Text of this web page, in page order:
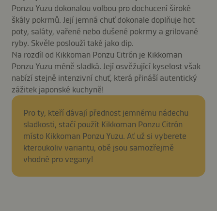
Ponzu Yuzu dokonalou volbou pro dochucení široké
škály pokrmů. Její jemná chuť dokonale doplňuje hot
poty, saláty, vařené nebo dušené pokrmy a grilované
ryby. Skvěle poslouží také jako dip.
Na rozdíl od Kikkoman Ponzu Citrón je Kikkoman
Ponzu Yuzu méně sladká. Její osvěžující kyselost však
nabízí stejně intenzivní chuť, která přináší autentický
zážitek japonské kuchyně!
Pro ty, kteří dávají přednost jemnému nádechu
sladkosti, stačí použít Kikkoman Ponzu Citrón
místo Kikkoman Ponzu Yuzu. Ať už si vyberete
kteroukoliv variantu, obě jsou samozřejmě
vhodné pro vegany!